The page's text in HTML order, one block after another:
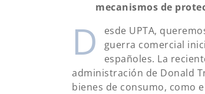
mecanismos de
D
esde UPTA,
guerra comercial
españoles. La
administración de Donald
bienes de consumo, como